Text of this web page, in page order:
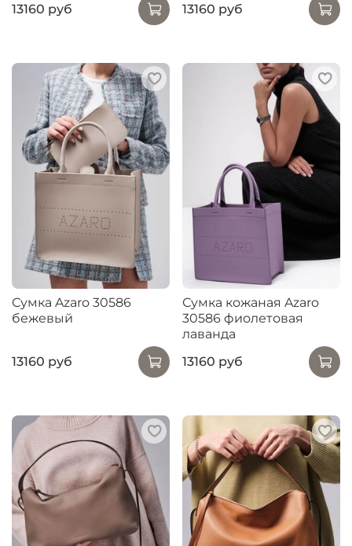
13160 руб
13160 руб
Сумка Azaro 30586
бежевый
13160 руб
Сумка кожаная Azaro
30586 фиолетовая
лаванда
13160 руб